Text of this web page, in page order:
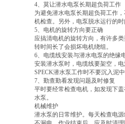
4、莫让潜水电泵长期超负荷工作
为避免潜水电泵长期超负荷工作
机检查。另外，电泵脱水运行的
5、电机的旋转方向要正确
应搞清电机的旋转方向，有许多
转时间长了会损坏电机绕组。
6、电缆线安装与潜水电泵的绝缘
安装潜水泵时，电缆线要架空，
SPECK潜水泵工作时不要沉入泥
7、勤查勤看发现问题及时修复
平时要经常检查电机，如发现下
水泵。
机械维护
潜水泵的日常维护。每天检查电